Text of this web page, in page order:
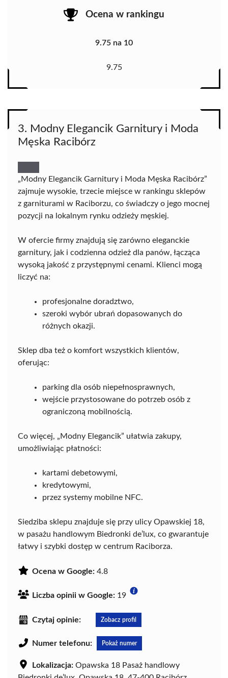
Ocena w rankingu
9.75 na 10
9.75
3. Modny Elegancik Garnitury i Moda
Męska Racibórz
„Modny Elegancik Garnitury i Moda Męska Racibórz”
zajmuje wysokie, trzecie miejsce w rankingu sklepów
z garniturami w Raciborzu, co świadczy o jego mocnej
pozycji na lokalnym rynku odzieży męskiej.
W ofercie firmy znajdują się zarówno eleganckie
garnitury, jak i codzienna odzież dla panów, łącząca
wysoką jakość z przystępnymi cenami. Klienci mogą
liczyć na:
profesjonalne doradztwo,
szeroki wybór ubrań dopasowanych do
różnych okazji.
Sklep dba też o komfort wszystkich klientów,
oferując:
parking dla osób niepełnosprawnych,
wejście przystosowane do potrzeb osób z
ograniczoną mobilnością.
Co więcej, „Modny Elegancik” ułatwia zakupy,
umożliwiając płatności:
kartami debetowymi,
kredytowymi,
przez systemy mobilne NFC.
Siedziba sklepu znajduje się przy ulicy Opawskiej 18,
w pasażu handlowym Biedronki de’lux, co gwarantuje
łatwy i szybki dostęp w centrum Raciborza.
Ocena w Google: 4.8
Liczba opinii w Google: 19
Czytaj opinie: Zobacz profil
Numer telefonu: Pokaż numer
Lokalizacja: Opawska 18 Pasaż handlowy